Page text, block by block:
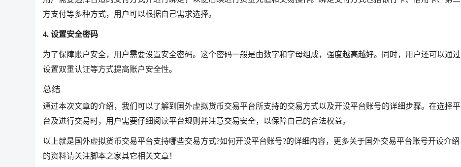
方支付等多种方式，用户可以根据自己需求选择。
4. 设置安全密码
为了保障账户安全，用户需要设置安全密码。这个密码一般是由数字和字母组成，强度越高越好。同时，用户还可以通过
设置双重认证等方式提高账户安全性。
总结
通过本次文章的介绍，我们可以了解到国外虚拟货币交易平台所支持的交易方式以及开设平台账号的详细步骤。在选择平
台及进行交易时，用户需要仔细阅读平台规则并注意交易安全，以保障自己的合法权益。
以上就是国外虚拟货币交易平台支持哪些交易方式?如何开设平台账号?的详细内容，更多关于国外交易平台账号开设介绍
的资料请关注脚本之家其它相关文章！